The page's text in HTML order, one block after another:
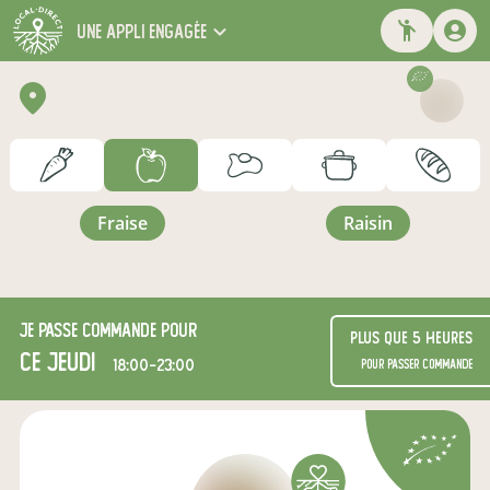
une appli engagée
fraise raisin
Je passe commande pour
ce jeudi 18:00-23:00
Plus que 5 heures
pour passer commande